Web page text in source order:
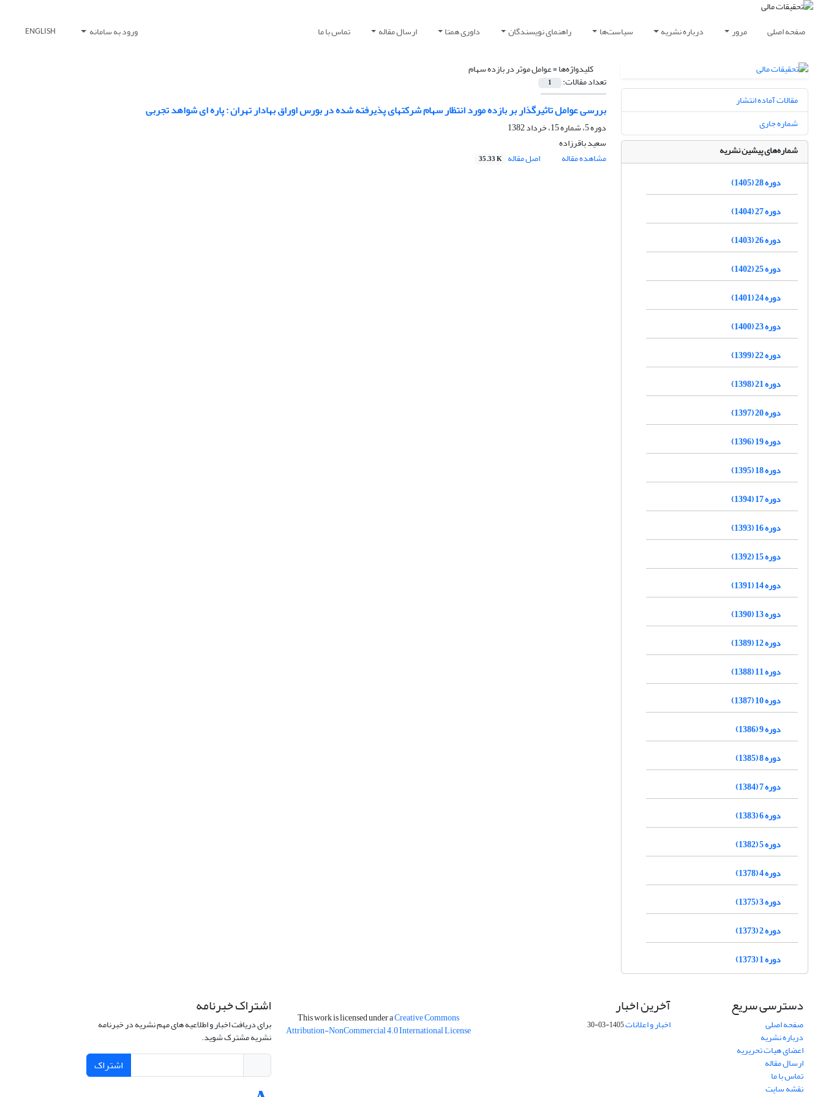
صفحه اصلی مرور درباره نشریه سیاست‌ها راهنمای نویسندگان داوری همتا ارسال مقاله تماس با ما ورود به سامانه ENGLISH
کلیدواژه‌ها =عوامل موثر در بازده سهام
تعداد مقالات: 1
بررسی عوامل تاثیرگذار بر بازده مورد انتظار سهام شرکتهای پذیرفته شده در بورس اوراق بهادار تهران : پاره ای شواهد تجربی
دوره 5، شماره 15، خرداد 1382
سعید باقرزاده
مشاهده مقاله
اصل مقاله 35.33 K
مقالات آماده انتشار
شماره جاری
شماره‌های پیشین نشریه
دوره 28 (1405)
دوره 27 (1404)
دوره 26 (1403)
دوره 25 (1402)
دوره 24 (1401)
دوره 23 (1400)
دوره 22 (1399)
دوره 21 (1398)
دوره 20 (1397)
دوره 19 (1396)
دوره 18 (1395)
دوره 17 (1394)
دوره 16 (1393)
دوره 15 (1392)
دوره 14 (1391)
دوره 13 (1390)
دوره 12 (1389)
دوره 11 (1388)
دوره 10 (1387)
دوره 9 (1386)
دوره 8 (1385)
دوره 7 (1384)
دوره 6 (1383)
دوره 5 (1382)
دوره 4 (1378)
دوره 3 (1375)
دوره 2 (1373)
دوره 1 (1373)
دسترسی سریع
صفحه اصلی
درباره نشریه
اعضای هیات تحریریه
ارسال مقاله
تماس با ما
نقشه سایت
آخرین اخبار
اخبار و اعلانات1405-03-30
This work is licensed under aCreative Commons
Attribution-NonCommercial 4.0 International License
اشتراک خبرنامه
برای دریافت اخبار و اطلاعیه های مهم نشریه در خبرنامه
نشریه مشترک شوید.
اشتراک